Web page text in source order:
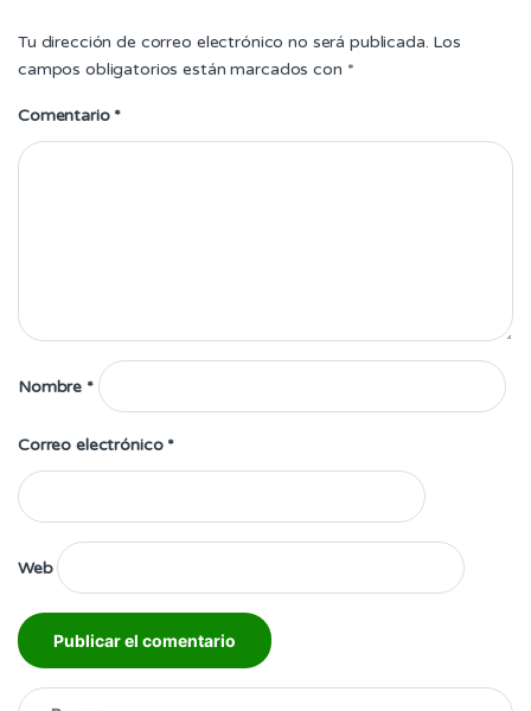
Tu dirección de correo electrónico no será publicada. Los
campos obligatorios están marcados con *
Comentario *
Nombre *
Correo electrónico *
Web
Buscar: